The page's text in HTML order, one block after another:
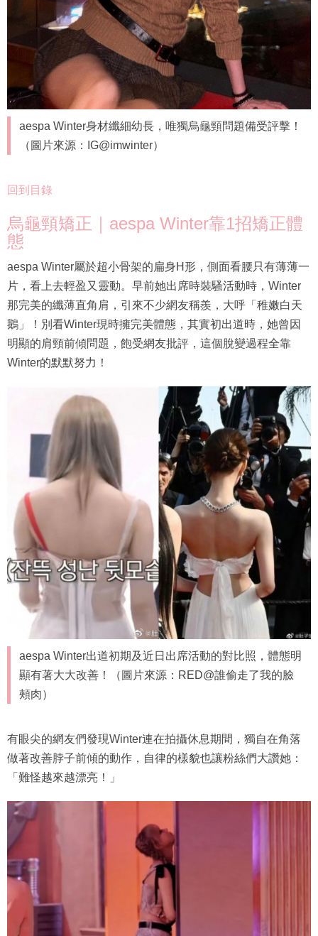
aespa Winter身材纖細幼長，唯獨烏龜頸問題備受評擊！
（圖片來源：IG@imwinter）
回到目錄
烏龜頸矯正｜aespa Winter靠1招矯正體
態
aespa Winter屬於超小骨架的扁身H形，側面看腰只有薄薄一
片，看上去輕盈又靈動。早前她出席時裝騷活動時，Winter
那完美的纖薄直角肩，引來不少網友稱羨，大呼「稚嫩白天
鵝」！別看Winter現時擁完美體態，其實初出道時，她曾因
明顯的肩頸前傾問題，飽受網友批評，這個脫變過程全靠
Winter的默默努力！
aespa Winter出道初期及近日出席活動的對比照，體態明
顯有著大大改善！（圖片來源：RED@誰偷走了我的臉
頰肉）
有眼尖的網友們發現Winter連在拍攝休息期間，獨自在角落
做著改善脖子前傾的動作，自律的樣貌也讓粉絲們大讚她：
「難怪越來越漂亮！」